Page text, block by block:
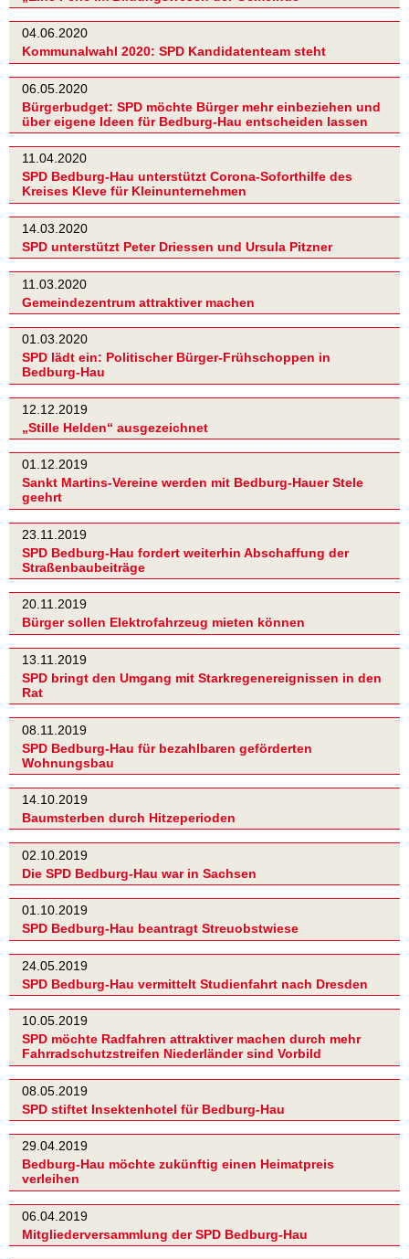
04.06.2020
Kommunalwahl 2020: SPD Kandidatenteam steht
06.05.2020
Bürgerbudget: SPD möchte Bürger mehr einbeziehen und
über eigene Ideen für Bedburg-Hau entscheiden lassen
11.04.2020
SPD Bedburg-Hau unterstützt Corona-Soforthilfe des
Kreises Kleve für Kleinunternehmen
14.03.2020
SPD unterstützt Peter Driessen und Ursula Pitzner
11.03.2020
Gemeindezentrum attraktiver machen
01.03.2020
SPD lädt ein: Politischer Bürger-Frühschoppen in
Bedburg-Hau
12.12.2019
„Stille Helden“ ausgezeichnet
01.12.2019
Sankt Martins-Vereine werden mit Bedburg-Hauer Stele
geehrt
23.11.2019
SPD Bedburg-Hau fordert weiterhin Abschaffung der
Straßenbaubeiträge
20.11.2019
Bürger sollen Elektrofahrzeug mieten können
13.11.2019
SPD bringt den Umgang mit Starkregenereignissen in den
Rat
08.11.2019
SPD Bedburg-Hau für bezahlbaren geförderten
Wohnungsbau
14.10.2019
Baumsterben durch Hitzeperioden
02.10.2019
Die SPD Bedburg-Hau war in Sachsen
01.10.2019
SPD Bedburg-Hau beantragt Streuobstwiese
24.05.2019
SPD Bedburg-Hau vermittelt Studienfahrt nach Dresden
10.05.2019
SPD möchte Radfahren attraktiver machen durch mehr
Fahrradschutzstreifen Niederländer sind Vorbild
08.05.2019
SPD stiftet Insektenhotel für Bedburg-Hau
29.04.2019
Bedburg-Hau möchte zukünftig einen Heimatpreis
verleihen
06.04.2019
Mitgliederversammlung der SPD Bedburg-Hau